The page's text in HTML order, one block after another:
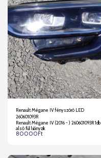
Renault Mégane IV fényszóró LED
260601093R
Renault Mégane IV (2016 - ) 260601093R 1db
alsó fül hiányzik
80000Ft